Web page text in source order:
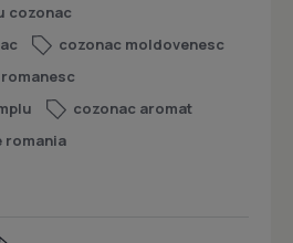
cozonac
cozonac moldovenesc
cozonac aromat
romania